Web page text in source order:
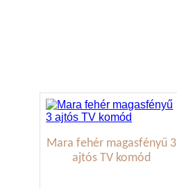
Mara fehér magasfényű 3
ajtós TV komód